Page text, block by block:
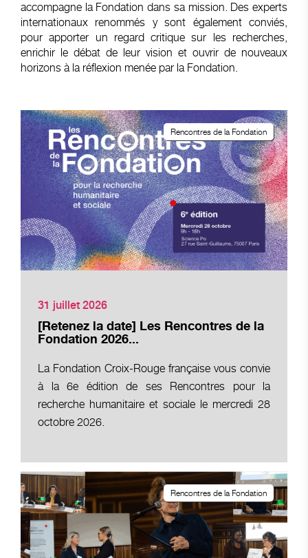
accompagne la Fondation dans sa mission. Des experts
internationaux renommés y sont également conviés,
pour apporter un regard critique sur les recherches,
enrichir le débat de leur vision et ouvrir de nouveaux
horizons à la réflexion menée par la Fondation.
31 juillet 2026
[Retenez la date] Les Rencontres de la
Fondation 2026...
Rencontres de la Fondation
La Fondation Croix-Rouge française vous convie
à la 6e édition de ses Rencontres pour la
recherche humanitaire et sociale le mercredi 28
octobre 2026.
Rencontres de la Fondation